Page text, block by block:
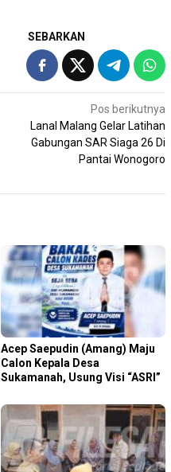
SEBARKAN
Pos berikutnya
Lanal Malang Gelar Latihan
Gabungan SAR Siaga 26 Di
Pantai Wonogoro
Acep Saepudin (Amang) Maju
Calon Kepala Desa
Sukamanah, Usung Visi “ASRI”